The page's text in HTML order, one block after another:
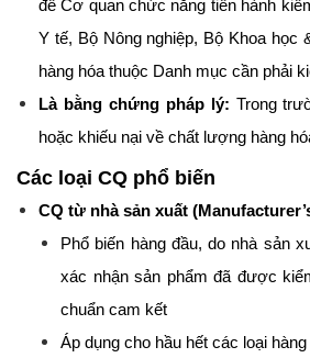
để Cơ quan chức năng tiến hành
Y tế, Bộ Nông nghiệp, Bộ Khoa học
hàng hóa thuộc Danh mục cần phải
Là bằng chứng pháp lý: Trong
hoặc khiếu nại về chất lượng hàng
Các loại CQ phổ biến
CQ từ nhà sản xuất
Phổ biến hàng đầu, do nhà sản
xác nhận sản phẩm đã được
chuẩn cam kết
Áp dụng cho hầu hết các loại